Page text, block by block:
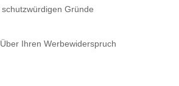
Gründe
Ihren Werbewiderspruch